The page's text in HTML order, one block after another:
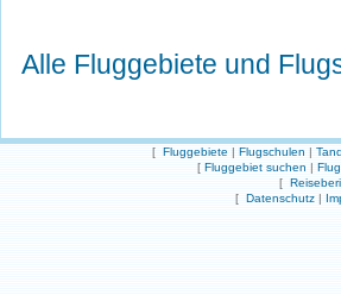
Alle Fluggebiete und
[ Fluggebiete | Flugschulen |
[ Fluggebiet suchen |
[
[ Datenschutz |